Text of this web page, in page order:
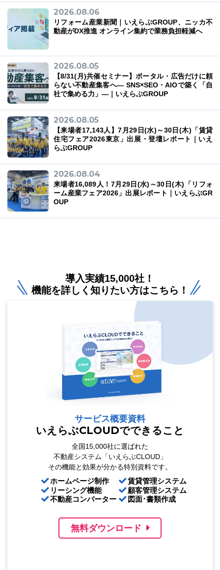
2026.08.06
リフォーム産業新聞｜いえらぶGROUP、ニッカ不
動産がDX推進 オンライン集約で業務負担軽減へ
2026.08.05
【8/31(月)共催セミナー】ポータル・広告だけに頼
らない不動産集客へ― SNS×SEO・AIOで築く「自
社で集める力」―｜いえらぶGROUP
2026.08.05
【来場者17,143人】7月29日(水)～30日(木)「賃貸
住宅フェア2026東京」出展・登壇レポート｜いえ
らぶGROUP
2026.08.04
来場者16,089人！7月29日(水)～30日(木)「リフォ
ーム産業フェア2026」出展レポート｜いえらぶGR
OUP
導入実績15,000社！
機能を詳しく知りたい方はこちら！
サービス概要資料
いえらぶCLOUDでできること
全国15,000社に選ばれた
不動産システム「いえらぶCLOUD」
その機能と効果が分かる特別資料です。
ホームページ制作
リーシング機能
不動産コンバーター
賃貸管理システム
顧客管理システム
図面･書類作成
無料ダウンロード